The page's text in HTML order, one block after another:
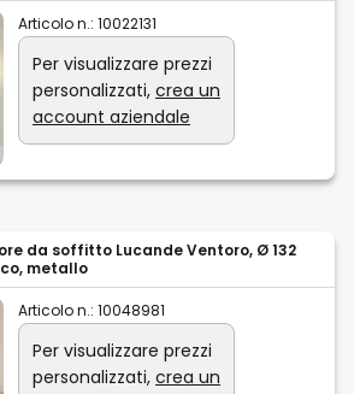
Articolo n.: 10022131
Per visualizzare prezzi
personalizzati, crea un
account aziendale
da soffitto Lucande Ventoro, Ø 132
metallo
Articolo n.: 10048981
Per visualizzare prezzi
personalizzati, crea un